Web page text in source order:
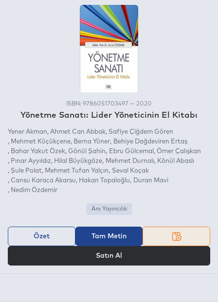
ISBN: 9786051703497 — 2020
Yönetme Sanatı: Lider Yöneticinin El Kitabı
Yener Akman Ahmet Can Abbak Safiye Çiğdem Gören
Mehmet Küçükçene
Berna Yüner
Behiye Dağdeviren Ertaş
Bahar Yakut Özek Gönül Şahin Ebru Gülcemal
Ömer Çalışkan
Pınar Ayyıldız
Hilal Büyükgöze Mehmet Durnalı
Könül Abaslı
Şule Polat
Mehmet Tufan Yalçın
Seval Koçak
Cansu Karaca Akarsu
Hakan Topaloğlu
Duran Mavi
Nedim Özdemir
Anı Yayıncılık
Özet Tam Metin
Satın Al